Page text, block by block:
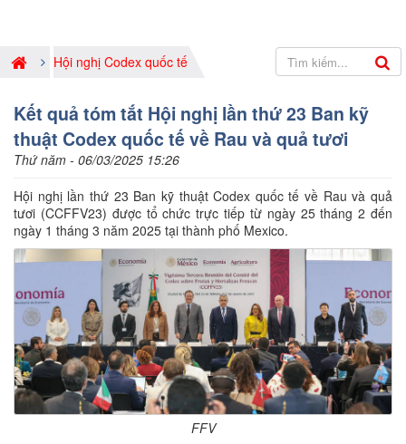
Hội nghị Codex quốc tế
Kết quả tóm tắt Hội nghị lần thứ 23 Ban kỹ
thuật Codex quốc tế về Rau và quả tươi
Thứ năm - 06/03/2025 15:26
Hội nghị lần thứ 23 Ban kỹ thuật Codex quốc tế về Rau và quả
tươi (CCFFV23) được tổ chức trực tiếp từ ngày 25 tháng 2 đến
ngày 1 tháng 3 năm 2025 tại thành phố Mexico.
FFV